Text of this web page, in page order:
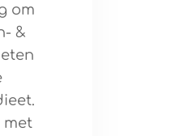
om
&
met